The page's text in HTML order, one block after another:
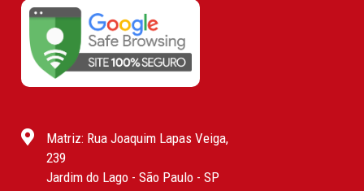
Matriz: Rua Joaquim Lapas Veiga,
239
Jardim do Lago - São Paulo - SP